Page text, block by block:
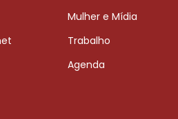
Mulher e Mídia
Trabalho
Agenda